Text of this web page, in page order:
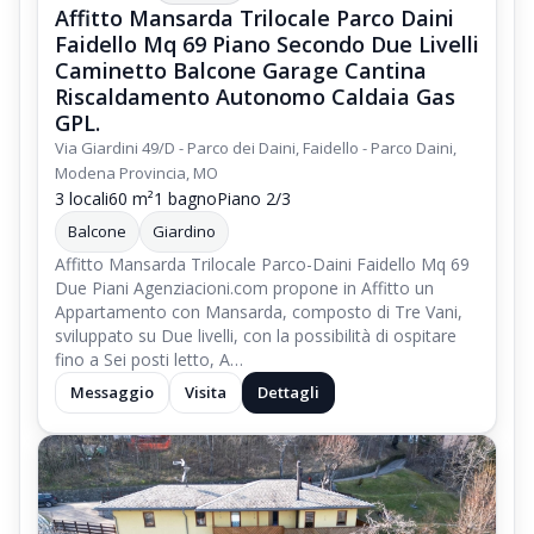
nelle immediate vicinanze e' presente la fermata del Servizio di
Trasporto Pubblico dell'Emilia Romagna,
la Compagnia di Trasporti di Modena
Seta-Web
grazie alla quale i clienti provenienti dall'Emilia Romagna,
partendo dalla citta di Modena,
possono raggiungere le Piste da Sci di
Abetone
Gestione Contratto di Affitto dell'Appartamento Quadrilocale.
La Locazione dell'Appartamento è regolata da Contratto di
Affitto Transitorio ad uso turistico,
Le spese dei consumi di Elettricità e Riscaldamento ( Gasolio)
sono conteggiate separatamente,
Affitto Mansarda Trilocale Parco Daini
Faidello Mq 69 Piano Secondo Due Livelli
Caminetto Balcone Garage Cantina
Riscaldamento Autonomo Caldaia Gas
GPL.
Via Giardini 49/D - Parco dei Daini, Faidello - Parco Daini,
Modena Provincia, MO
3 locali60 m²1 bagnoPiano 2/3
Balcone Giardino
Affitto Mansarda Trilocale Parco-Daini Faidello Mq 69
Due Piani Agenziacioni.com propone in Affitto un
Appartamento con Mansarda, composto di Tre Vani,
sviluppato su Due livelli, con la possibilità di ospitare
fino a Sei posti letto, A…
Messaggio Visita Dettagli